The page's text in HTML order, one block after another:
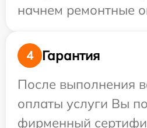
начнем ремонтные
4
Гарантия
После выполнения
оплаты услуги Вы
фирменный